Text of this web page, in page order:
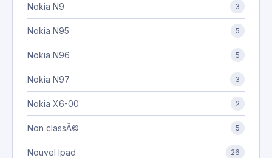
Nokia N9 3
Nokia N95 5
Nokia N96 5
Nokia N97 3
Nokia X6-00 2
Non classÃ© 5
Nouvel Ipad 26